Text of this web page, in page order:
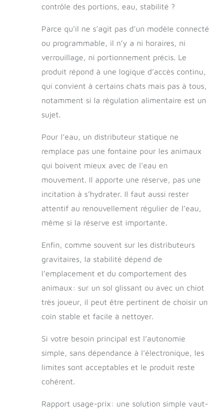
peut pas être
pour le nettoyage.
instructions sur la
page. La bonne
partie
d'alimentation :
alimentation
suffisante : il
gravité, différente
des autres
mangeoires
électroniques
intelligentes. Notre
mangeoire
nourriture aux
animaux de
gravité sans vous
soucier qu'ils aient
faim. Environ 100
ml de nourriture
sont fournis au bol
conception des
grandes prises
de réduire les
alimentaires. (2)
Facile à nettoyer :
récipient, vous
contrôle des portions, eau, stabilité ?
Parce qu’il ne s’agit pas d’un modèle connecté
ou programmable, il n’y a ni horaires, ni
verrouillage, ni portionnement précis. Le
produit répond à une logique d’accès continu,
qui convient à certains chats mais pas à tous,
notamment si la régulation alimentaire est un
sujet.
Pour l’eau, un distributeur statique ne
remplace pas une fontaine pour les animaux
qui boivent mieux avec de l’eau en
mouvement. Il apporte une réserve, pas une
incitation à s’hydrater. Il faut aussi rester
attentif au renouvellement régulier de l’eau,
même si la réserve est importante.
Enfin, comme souvent sur les distributeurs
gravitaires, la stabilité dépend de
l’emplacement et du comportement des
animaux: sur un sol glissant ou avec un chiot
très joueur, il peut être pertinent de choisir un
coin stable et facile à nettoyer.
Si votre besoin principal est l’autonomie
simple, sans dépendance à l’électronique, les
limites sont acceptables et le produit reste
cohérent.
Rapport usage-prix: une solution simple vaut-